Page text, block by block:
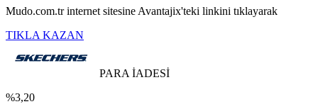
Mudo.com.tr internet sitesine Avantajix'teki linkini tıklayarak
TIKLA KAZAN
PARA İADESİ
%3,20